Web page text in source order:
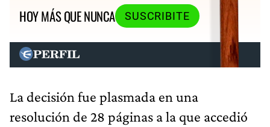
HOY MÁS QUE NUNCA
SUSCRIBITE
La decisión fue plasmada en una
resolución de 28 páginas a la que accedió